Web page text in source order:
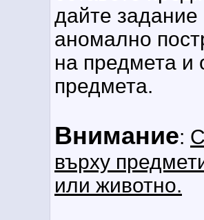
дайте
аномално
на предмета и
предмета.
Внимание:
върху
или животно.